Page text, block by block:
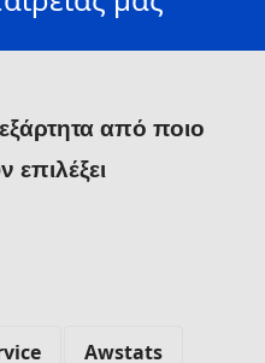
από ποιο
επιλέξει
Awstats